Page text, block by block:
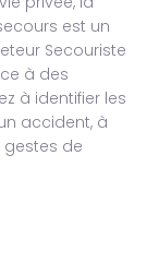
est un
Secouriste
à des
à identifier les
accident, à
gestes de